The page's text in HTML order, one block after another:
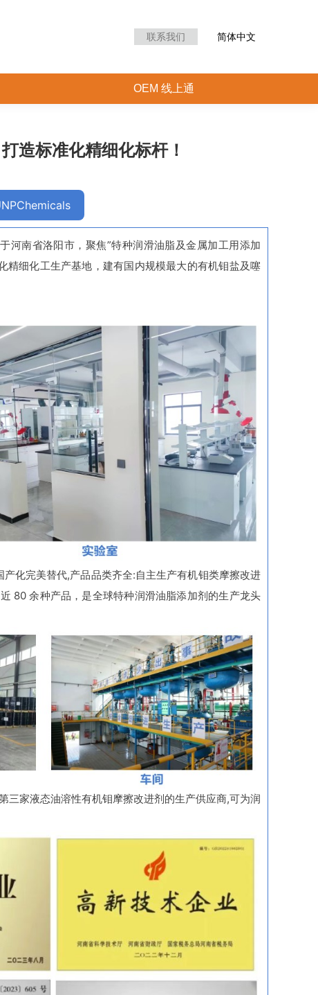
联系我们 简体中文
OEM 线上通
造标准化精细化标杆！
河南省洛阳市，聚焦”特种润滑油脂及金属加工用添加
精细化工生产基地，建有国内规模最大的有机钼盐及噻
化完美替代,产品品类齐全:自主生产有机钼类摩擦改进
80 余种产品，是全球特种润滑油脂添加剂的生产龙头
家液态油溶性有机钼摩擦改进剂的生产供应商,可为润